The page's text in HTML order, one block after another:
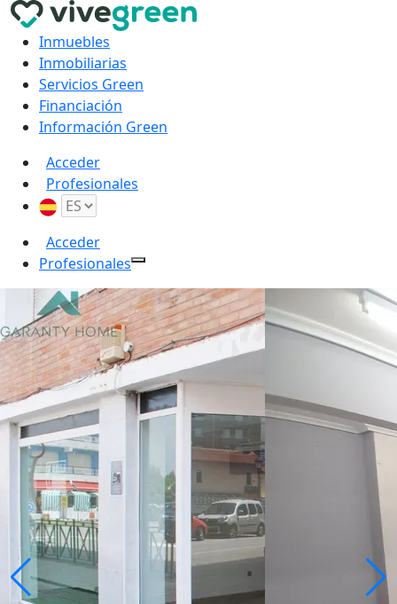
Inmuebles
Inmobiliarias
Servicios Green
Financiación
Información Green
Acceder
Profesionales
Acceder
Profesionales